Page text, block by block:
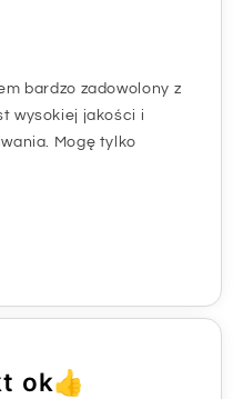
bardzo zadowolony z
wysokiej jakości i
Mogę tylko
ok👍